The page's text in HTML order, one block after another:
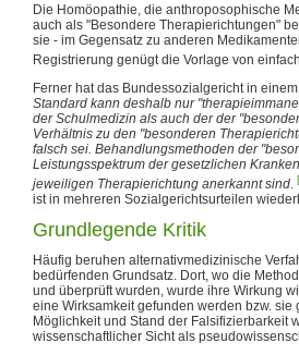
Die Homöopathie, die anthroposophische
auch als "Besondere Therapierichtungen"
sie - im Gegensatz zu anderen
Registrierung genügt die Vorlage von
Ferner hat das Bundessozialgericht in
Standard kann deshalb nur
der Schulmedizin als auch der der
Verhältnis zu den "besonderen
falsch sei. Behandlungsmethoden der
Leistungsspektrum der gesetzlichen
jeweiligen Therapierichtung anerkannt sind.
ist in mehreren Sozialgerichtsurteilen
Grundlegende Kritik
Häufig beruhen alternativmedizinische
bedürfenden Grundsatz. Dort, wo die
und überprüft wurden, wurde ihre Wirkung
eine Wirksamkeit gefunden werden bzw.
Möglichkeit und Stand der Falsifizierbarkeit
wissenschaftlicher Sicht als